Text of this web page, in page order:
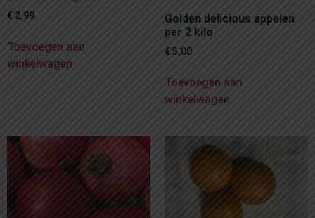
€ 2,99
Toevoegen aan
winkelwagen
Golden delicious appelen
per 2 kilo
€ 5,00
Toevoegen aan
winkelwagen